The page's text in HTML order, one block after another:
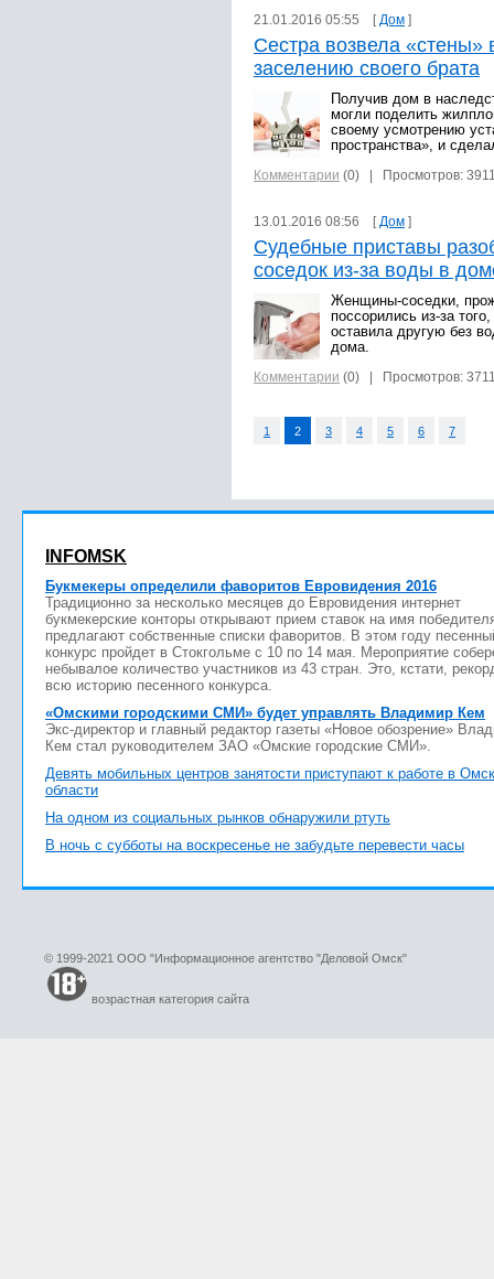
21.01.2016 05:55 [ Дом ]
Сестра возвела
заселению своего брата
Получив дом в
могли поделить
своему усмотрению
пространства», и
Комментарии (0) | Просмотров:
13.01.2016 08:56 [ Дом ]
Судебные приставы
соседок из-за воды в
Женщины-соседки,
поссорились из-за
оставила другую без
дома.
Комментарии (0) | Просмотров:
1 2 3 4 5 6 7
INFOMSK
Букмекеры определили фаворитов Евровидения 2016
Традиционно за несколько месяцев до Евровидения интернет
букмекерские конторы открывают прием ставок на имя
предлагают собственные списки фаворитов. В этом году
конкурс пройдет в Стокгольме с 10 по 14 мая. Мероприятие
небывалое количество участников из 43 стран. Это, кстати,
всю историю песенного конкурса.
«Омскими городскими СМИ» будет управлять Владимир Кем
Экс-директор и главный редактор газеты «Новое обозрение»
Кем стал руководителем ЗАО «Омские городские СМИ».
Девять мобильных центров занятости приступают к работе в
области
На одном из социальных рынков обнаружили ртуть
В ночь с субботы на воскресенье не забудьте перевести часы
© 1999-2021 ООО "Информационное агентство "Деловой Омск"
возрастная категория сайта